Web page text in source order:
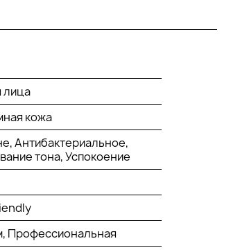
лица
кожа
Антибактериальное,
тона, Успокоение
Профессиональная